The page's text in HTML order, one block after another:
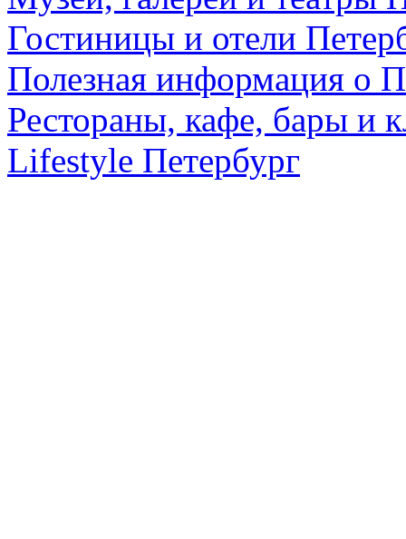
Гостиницы и отели
Полезная информация о
Рестораны, кафе, бары и
Lifestyle Петербург